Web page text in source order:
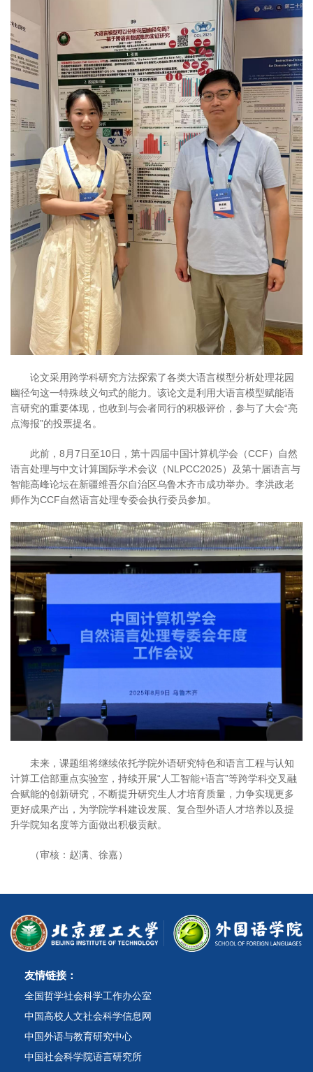
论文采用跨学科研究方法探索了各类大语言模型分析处理花园
幽径句这一特殊歧义句式的能力。该论文是利用大语言模型赋能语
言研究的重要体现，也收到与会者同行的积极评价，参与了大会“亮
点海报”的投票提名。
此前，8月7日至10日，第十四届中国计算机学会（CCF）自然
语言处理与中文计算国际学术会议（NLPCC2025）及第十届语言与
智能高峰论坛在新疆维吾尔自治区乌鲁木齐市成功举办。李洪政老
师作为CCF自然语言处理专委会执行委员参加。
未来，课题组将继续依托学院外语研究特色和语言工程与认知
计算工信部重点实验室，持续开展“人工智能+语言”等跨学科交叉融
合赋能的创新研究，不断提升研究生人才培育质量，力争实现更多
更好成果产出，为学院学科建设发展、复合型外语人才培养以及提
升学院知名度等方面做出积极贡献。
（审核：赵满、徐嘉）
友情链接：
全国哲学社会科学工作办公室
中国高校人文社会科学信息网
中国外语与教育研究中心
中国社会科学院语言研究所